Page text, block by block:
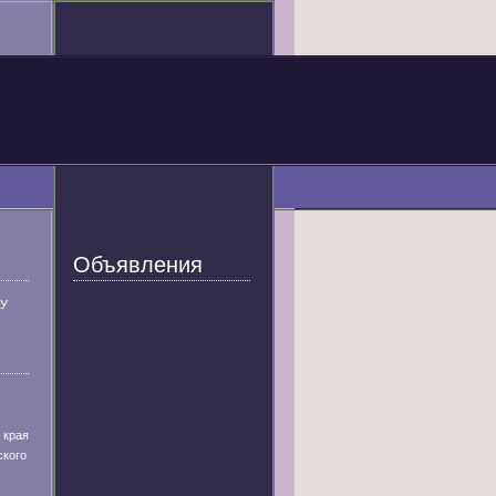
края
Объявления